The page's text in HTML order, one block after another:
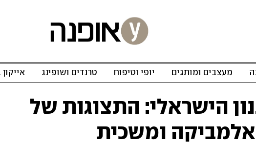
מעצבים ומותגים יופי וטיפוח טרנדים ושופינג
הישראלי: התצוגות של
אלמביקה ומשכית